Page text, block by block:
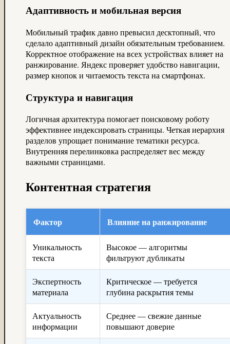
Адаптивность и мобильная версия
Мобильный трафик давно превысил десктопный, что
сделало адаптивный дизайн обязательным требованием.
Корректное отображение на всех устройствах влияет на
ранжирование. Яндекс проверяет удобство навигации,
размер кнопок и читаемость текста на смартфонах.
Структура и навигация
Логичная архитектура помогает поисковому роботу
эффективнее индексировать страницы. Четкая иерархия
разделов упрощает понимание тематики ресурса.
Внутренняя перелинковка распределяет вес между
важными страницами.
Контентная стратегия
Фактор Влияние на ранжирование
Уникальность
текста
Высокое — алгоритмы
фильтруют дубликаты
Экспертность
материала
Критическое — требуется
глубина раскрытия темы
Актуальность
информации
Среднее — свежие данные
повышают доверие